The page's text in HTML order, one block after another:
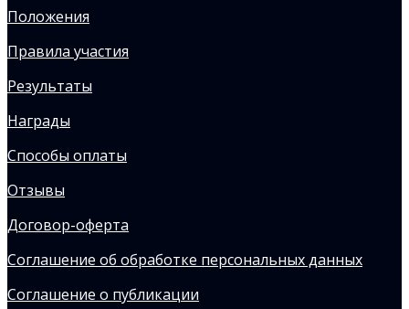
Положения
Правила участия
Результаты
Награды
Способы оплаты
Отзывы
Договор-оферта
Соглашение об обработке персональных данных
Соглашение о публикации